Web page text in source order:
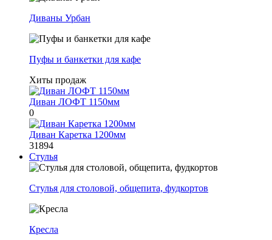
Диваны Урбан
Пуфы и банкетки для кафе
Хиты продаж
Диван ЛОФТ 1150мм
0
Диван Каретка 1200мм
31894
Стулья
Стулья для столовой, общепита, фудкортов
Кресла